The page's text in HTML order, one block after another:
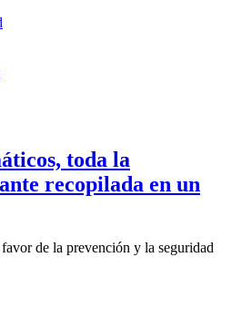
toda la
recopilada en un
de la prevención y la seguridad